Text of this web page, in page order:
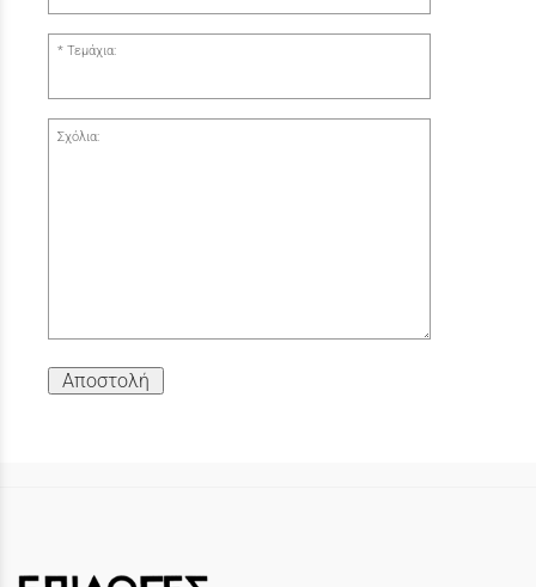
Τεμάχια:
Σχόλια:
Αποστολή